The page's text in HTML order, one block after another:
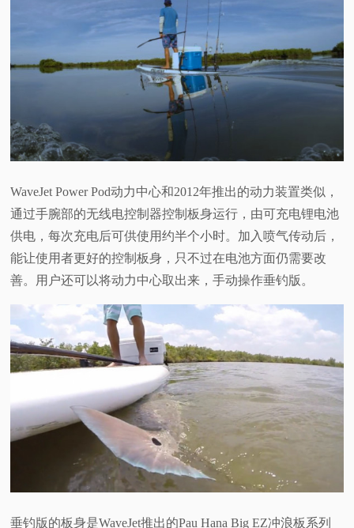
WaveJet Power Pod动力中心和2012年推出的动力装置类似，
通过手腕部的无线电控制器控制板身运行，由可充电锂电池
供电，每次充电后可供使用约半个小时。加入喷气传动后，
能让使用者更好的控制板身，只不过在电池方面仍需要改
善。用户还可以将动力中心取出来，手动操作垂钓版。
垂钓版的板身是WaveJet推出的Pau Hana Big EZ冲浪板系列